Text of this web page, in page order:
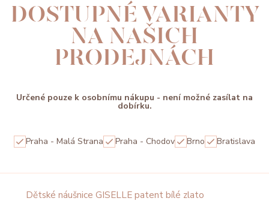
DOSTUPNÉ VARIANTY
NA NAŠICH
PRODEJNÁCH
Určené pouze k osobnímu nákupu - není možné zasílat na
dobírku.
Praha - Malá Strana Praha - Chodov Brno Bratislava
Dětské náušnice GISELLE patent bílé zlato